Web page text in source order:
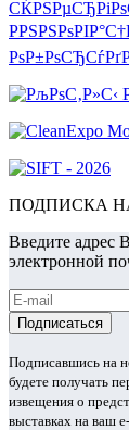
ПОДПИСКА
Введите адрес
электронной
Подписавшись на
будете получать
извещения о
выставках на ваш